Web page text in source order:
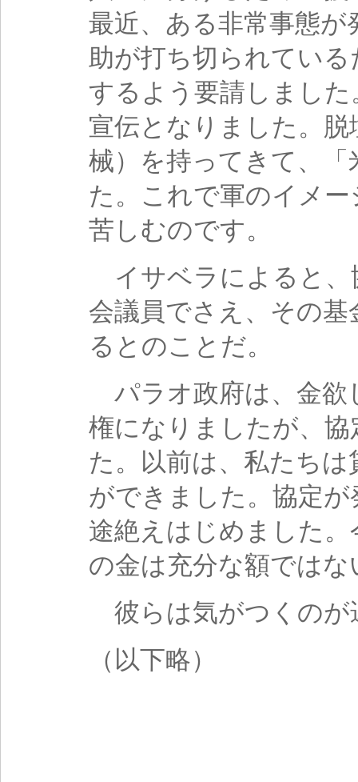
最近、ある非常事態
助が打ち切られてい
するよう要請しまし
宣伝となりました。
械）を持ってきて、
た。これで軍のイメ
苦しむのです。
イサベラによると、
会議員でさえ、その
るとのことだ。
パラオ政府は、金欲
権になりましたが、
た。以前は、私たち
ができました。協定
途絶えはじめました
の金は充分な額では
彼らは気がつくのが
（以下略）